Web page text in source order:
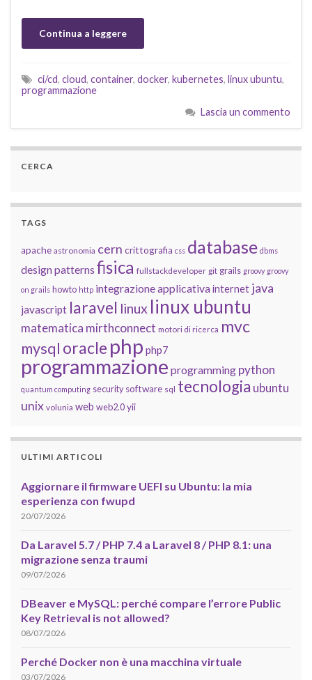
Continua a leggere
ci/cd, cloud, container, docker, kubernetes, linux ubuntu,
programmazione
Lascia un commento
CERCA
TAGS
apache astronomia cern crittografia css database dbms
design patterns fisica fullstackdeveloper git grails groovy groovy
on grails howto http integrazione applicativainternet java
javascript laravel linux linux ubuntu
matematica mirthconnect motori di ricerca mvc
mysql oracle php php7
programmazione programming python
quantum computing security software sql tecnologia ubuntu
unix volunia web web2.0 yii
ULTIMI ARTICOLI
Aggiornare il firmware UEFI su Ubuntu: la mia
esperienza con fwupd
20/07/2026
Da Laravel 5.7 / PHP 7.4 a Laravel 8 / PHP 8.1: una
migrazione senza traumi
09/07/2026
DBeaver e MySQL: perché compare l’errore Public
Key Retrieval is not allowed?
08/07/2026
Perché Docker non è una macchina virtuale
03/07/2026